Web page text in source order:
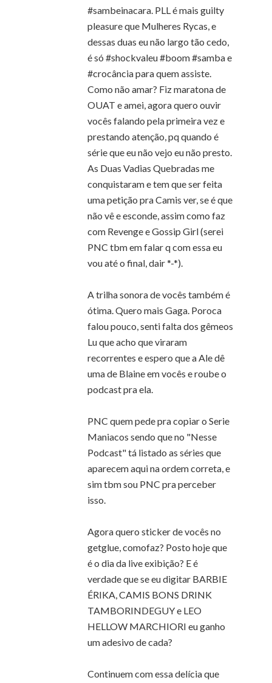
#sambeinacara. PLL é mais guilty
pleasure que Mulheres Rycas, e
dessas duas eu não largo tão cedo,
é só #shockvaleu #boom #samba e
#crocância para quem assiste.
Como não amar? Fiz maratona de
OUAT e amei, agora quero ouvir
vocês falando pela primeira vez e
prestando atenção, pq quando é
série que eu não vejo eu não presto.
As Duas Vadias Quebradas me
conquistaram e tem que ser feita
uma petição pra Camis ver, se é que
não vê e esconde, assim como faz
com Revenge e Gossip Girl (serei
PNC tbm em falar q com essa eu
vou até o final, dair *-*).
A trilha sonora de vocês também é
ótima. Quero mais Gaga. Poroca
falou pouco, senti falta dos gêmeos
Lu que acho que viraram
recorrentes e espero que a Ale dê
uma de Blaine em vocês e roube o
podcast pra ela.
PNC quem pede pra copiar o Serie
Maniacos sendo que no "Nesse
Podcast" tá listado as séries que
aparecem aqui na ordem correta, e
sim tbm sou PNC pra perceber
isso.
Agora quero sticker de vocês no
getglue, comofaz? Posto hoje que
é o dia da live exibição? E é
verdade que se eu digitar BARBIE
ÉRIKA, CAMIS BONS DRINK
TAMBORINDEGUY e LEO
HELLOW MARCHIORI eu ganho
um adesivo de cada?
Continuem com essa delícia que